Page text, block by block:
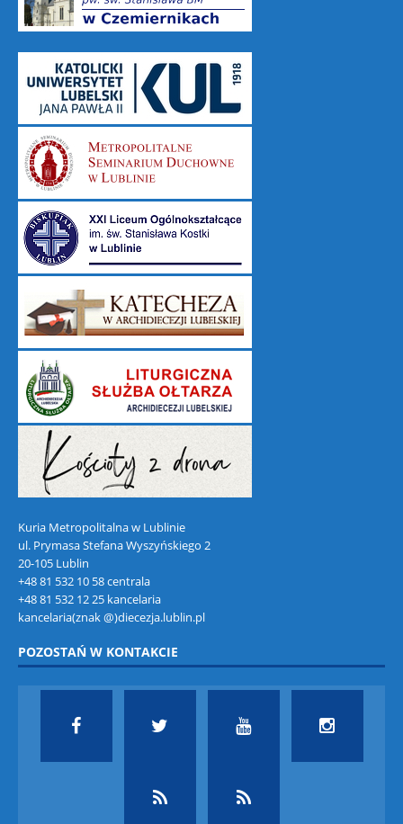
Kuria Metropolitalna w Lublinie
ul. Prymasa Stefana Wyszyńskiego 2
20-105 Lublin
+48 81 532 10 58 centrala
+48 81 532 12 25 kancelaria
kancelaria(znak @)diecezja.lublin.pl
POZOSTAŃ W KONTAKCIE